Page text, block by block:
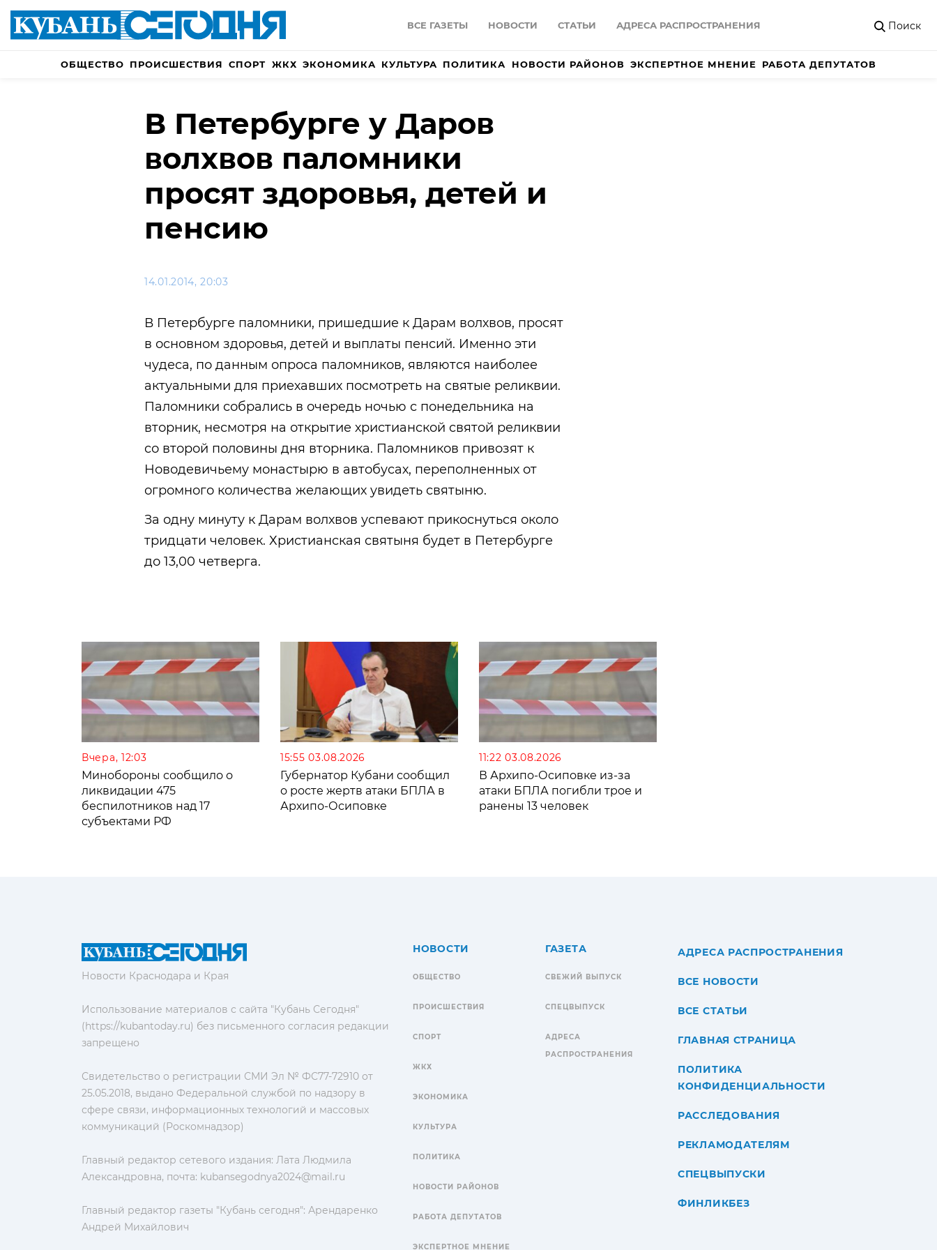
ВСЕ ГАЗЕТЫ НОВОСТИ СТАТЬИ АДРЕСА РАСПРОСТРАНЕНИЯ Поиск
ОБЩЕСТВО ПРОИСШЕСТВИЯ СПОРТ ЖКХ ЭКОНОМИКА КУЛЬТУРА ПОЛИТИКА НОВОСТИ РАЙОНОВ ЭКСПЕРТНОЕ МНЕНИЕ РАБОТА ДЕПУТАТОВ
В Петербурге у Даров
волхвов паломники
просят здоровья, детей и
пенсию
14.01.2014, 20:03
В Петербурге паломники, пришедшие к Дарам волхвов, просят
в основном здоровья, детей и выплаты пенсий. Именно эти
чудеса, по данным опроса паломников, являются наиболее
актуальными для приехавших посмотреть на святые реликвии.
Паломники собрались в очередь ночью с понедельника на
вторник, несмотря на открытие христианской святой реликвии
со второй половины дня вторника. Паломников привозят к
Новодевичьему монастырю в автобусах, переполненных от
огромного количества желающих увидеть святыню.
За одну минуту к Дарам волхвов успевают прикоснуться около
тридцати человек. Христианская святыня будет в Петербурге
до 13,00 четверга.
Вчера, 12:03
Минобороны сообщило о
ликвидации 475
беспилотников над 17
субъектами РФ
15:55 03.08.2026
Губернатор Кубани сообщил
о росте жертв атаки БПЛА в
Архипо-Осиповке
11:22 03.08.2026
В Архипо-Осиповке из-за
атаки БПЛА погибли трое и
ранены 13 человек
Новости Краснодара и Края
Использование материалов с сайта "Кубань Сегодня"
(https://kubantoday.ru) без письменного согласия редакции
запрещено
Свидетельство о регистрации СМИ Эл № ФС77-72910 от
25.05.2018, выдано Федеральной службой по надзору в
сфере связи, информационных технологий и массовых
коммуникаций (Роскомнадзор)
Главный редактор сетевого издания: Лата Людмила
Александровна, почта: kubansegodnya2024@mail.ru
Главный редактор газеты "Кубань сегодня": Арендаренко
Андрей Михайлович
НОВОСТИ
ОБЩЕСТВО
ПРОИСШЕСТВИЯ
СПОРТ
ЖКХ
ЭКОНОМИКА
КУЛЬТУРА
ПОЛИТИКА
НОВОСТИ РАЙОНОВ
РАБОТА ДЕПУТАТОВ
ЭКСПЕРТНОЕ МНЕНИЕ
ГАЗЕТА
СВЕЖИЙ ВЫПУСК
СПЕЦВЫПУСК
АДРЕСА
РАСПРОСТРАНЕНИЯ
АДРЕСА РАСПРОСТРАНЕНИЯ
ВСЕ НОВОСТИ
ВСЕ СТАТЬИ
ГЛАВНАЯ СТРАНИЦА
ПОЛИТИКА
КОНФИДЕНЦИАЛЬНОСТИ
РАССЛЕДОВАНИЯ
РЕКЛАМОДАТЕЛЯМ
СПЕЦВЫПУСКИ
ФИНЛИКБЕЗ